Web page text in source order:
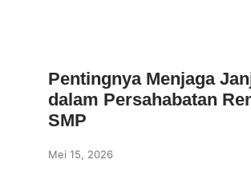
Pentingnya Menjaga
dalam Persahabatan
SMP
Mei 15, 2026